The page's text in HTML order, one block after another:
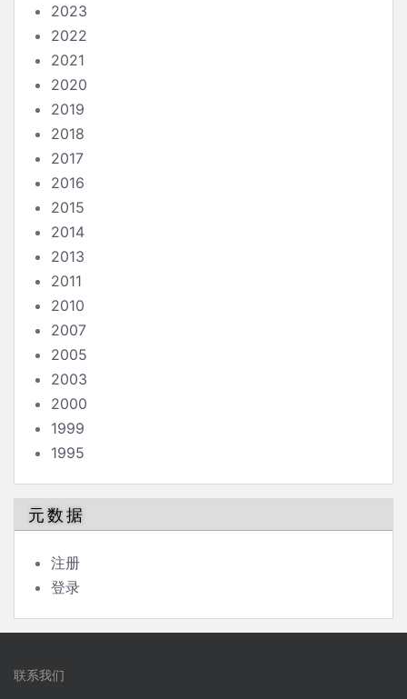
2023
2022
2021
2020
2019
2018
2017
2016
2015
2014
2013
2011
2010
2007
2005
2003
2000
1999
1995
元数据
注册
登录
联系我们